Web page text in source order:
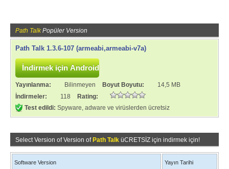
Path Talk Popüler Version
Path Talk 1.3.6-107 (armeabi,armeabi-v7a)
Yayınlanma: Bilinmeyen Boyut Boyutu:
14,5 MB
İndirmeler:
118
Rating:
Test edildi: Spyware, adware ve virüslerden ücretsiz
Select Version of Version of Path Talk üCRETSİZ için indirmek için!
Software Version Yayın Tarihi